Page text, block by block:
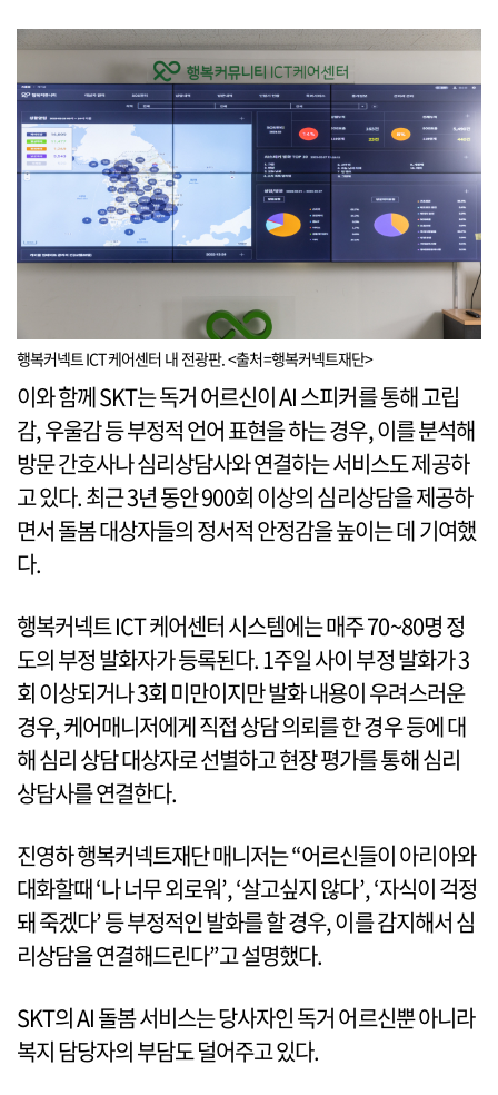
행복커넥트 ICT 케어센터 내 전광판. <출처=행복커넥트재단>
이와 함께 SKT는 독거 어르신이 AI 스피커를 통해 고립
감, 우울감 등 부정적 언어 표현을 하는 경우, 이를 분석해
방문 간호사나 심리상담사와 연결하는 서비스도 제공하
고 있다. 최근 3년 동안 900회 이상의 심리상담을 제공하
면서 돌봄 대상자들의 정서적 안정감을 높이는 데 기여했
다.
행복커넥트 ICT 케어센터 시스템에는 매주 70~80명 정
도의 부정 발화자가 등록된다. 1주일 사이 부정 발화가 3
회 이상되거나 3회 미만이지만 발화 내용이 우려스러운
경우, 케어매니저에게 직접 상담 의뢰를 한 경우 등에 대
해 심리 상담 대상자로 선별하고 현장 평가를 통해 심리
상담사를 연결한다.
진영하 행복커넥트재단 매니저는 “어르신들이 아리아와
대화할때 ‘나 너무 외로워’, ‘살고싶지 않다’, ‘자식이 걱정
돼 죽겠다’ 등 부정적인 발화를 할 경우, 이를 감지해서 심
리상담을 연결해드린다”고 설명했다.
SKT의 AI 돌봄 서비스는 당사자인 독거 어르신뿐 아니라
복지 담당자의 부담도 덜어주고 있다.